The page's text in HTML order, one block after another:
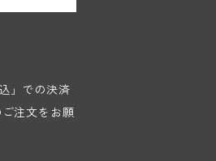
」での決済
注文をお願